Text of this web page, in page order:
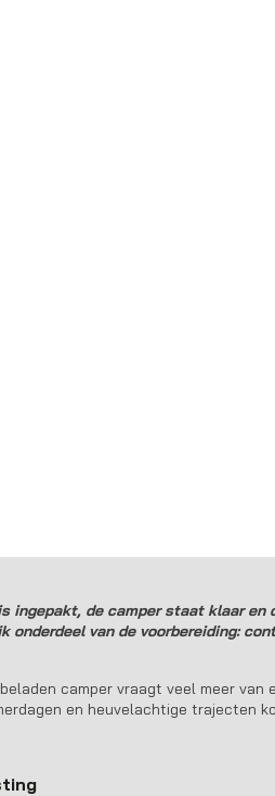
ingepakt, de camper staat klaar en
onderdeel van de voorbereiding:
camper vraagt veel meer van
en heuvelachtige trajecten